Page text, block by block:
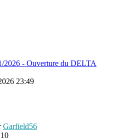
- Ouverture du DELTA
23:49
Garfield56